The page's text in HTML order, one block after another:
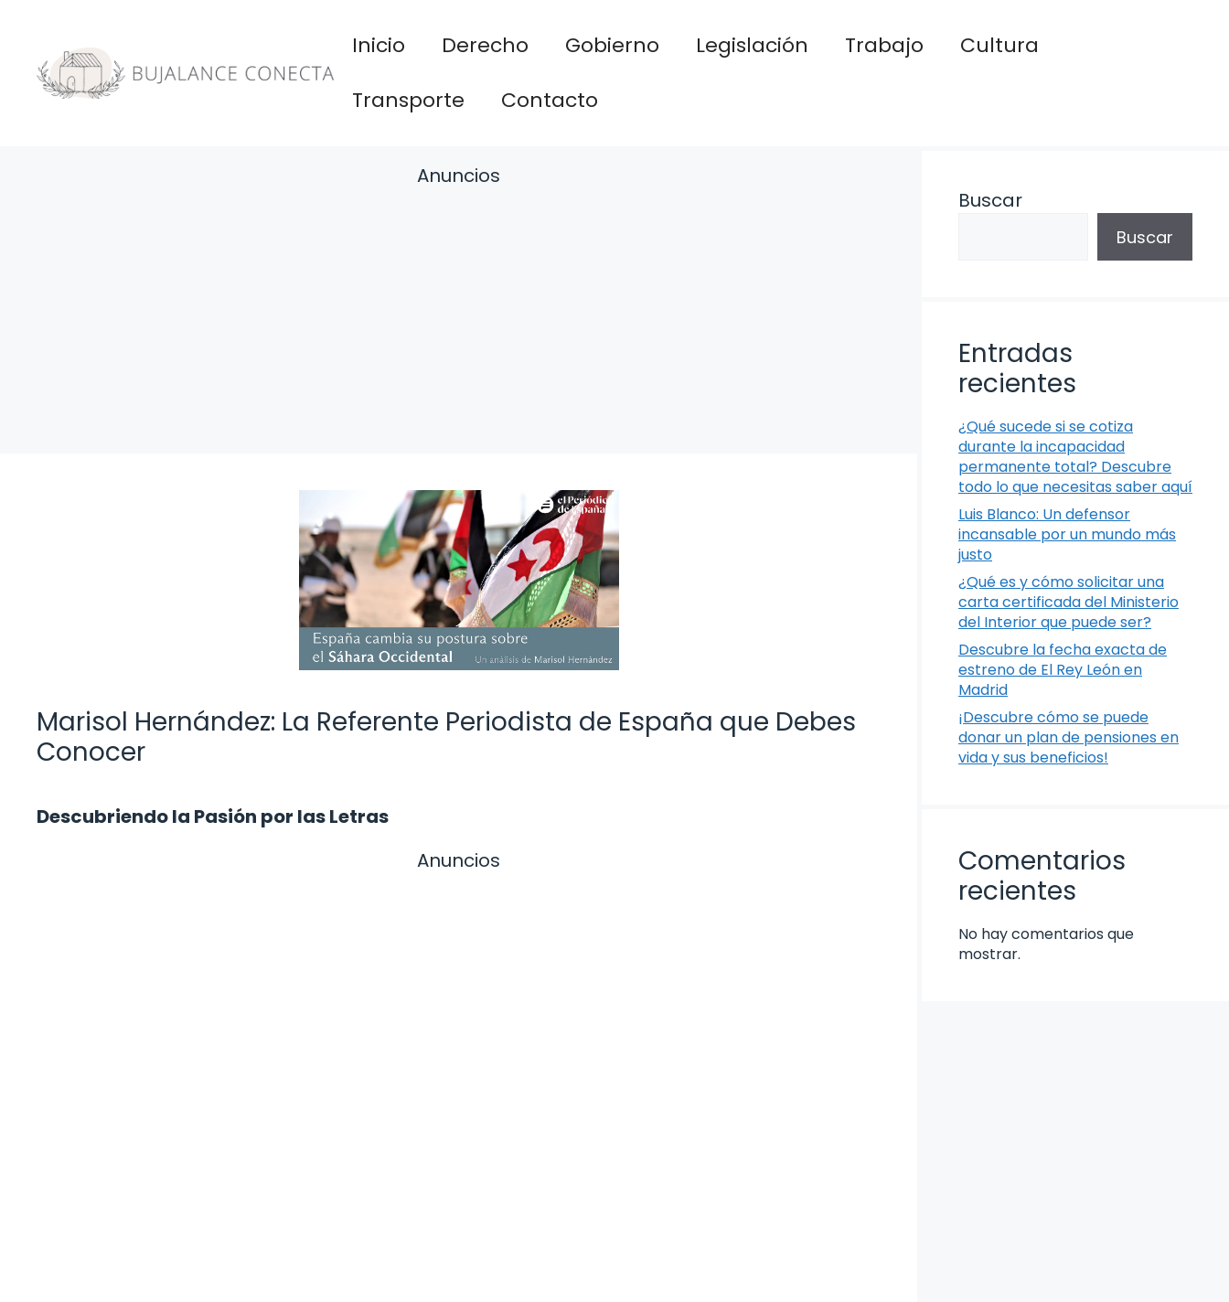
contenido
Inicio Derecho Gobierno Legislación Trabajo
Cultura
Transporte
Contacto
Anuncios
Marisol Hernández: La Referente Periodista de España que Debes
Conocer
Descubriendo la Pasión por las Letras
Anuncios
Buscar
Buscar
Entradas
recientes
¿Qué sucede si se cotiza
durante la incapacidad
permanente total? Descubre
todo lo que necesitas saber aquí
Luis Blanco: Un defensor
incansable por un mundo más
justo
¿Qué es y cómo solicitar una
carta certificada del Ministerio
del Interior que puede ser?
Descubre la fecha exacta de
estreno de El Rey León en
Madrid
¡Descubre cómo se puede
donar un plan de pensiones en
vida y sus beneficios!
Comentarios
recientes
No hay comentarios que
mostrar.